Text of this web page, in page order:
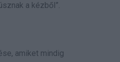
a kézből”.
amiket mindig